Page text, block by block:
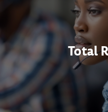
Total